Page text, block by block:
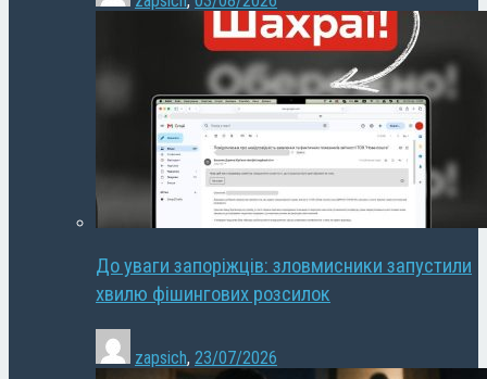
До уваги запоріжців: зловмисники запустили
хвилю фішингових розсилок
zapsich, 23/07/2026